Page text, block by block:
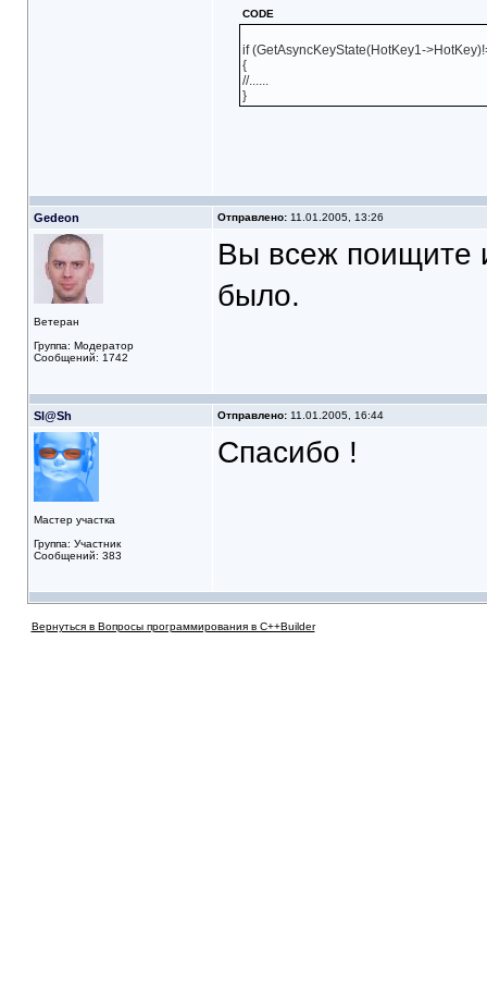
CODE
if (GetAsyncKeyState(HotKey1-
{
//......
}
Gedeon Отправлено:11.01.2005, 13:26
Ветеран
Группа: Модератор
Сообщений: 1742
Вы всеж поищите
было.
Sl@Sh Отправлено:11.01.2005, 16:44
Мастер участка
Группа: Участник
Сообщений: 383
Спасибо !
Вернуться в Вопросы программирования в C++Builder